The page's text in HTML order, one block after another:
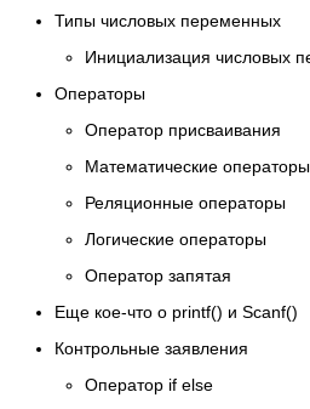
Типы числовых переменных
Инициализация числовых
Операторы
Оператор присваивания
Математические операторы
Реляционные операторы
Логические операторы
Оператор запятая
Еще кое-что о printf() и Scanf()
Контрольные заявления
Оператор if else